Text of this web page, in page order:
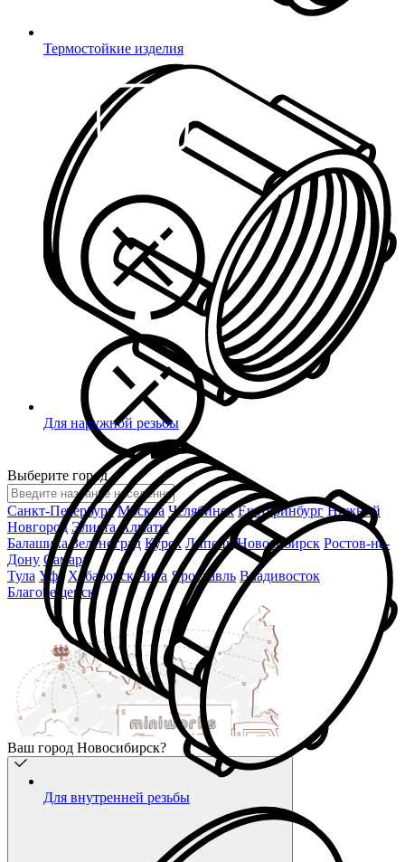
Термостойкие изделия
Для наружной резьбы
Для внутренней резьбы
Выберите город
Санкт-Петербург Москва Челябинск Екатеринбург Нижний
Новгород Элиста Алматы
Балашиха Зеленоград Курск Липецк Новосибирск Ростов-на-
Дону Самара
Тула Уфа Хабаровск Чита Ярославль Владивосток
Благовещенск
Ваш город Новосибирск?